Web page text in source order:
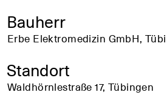
Bauherr
Erbe Elektromedizin GmbH,
Standort
Waldhörnlestraße 17, Tübingen